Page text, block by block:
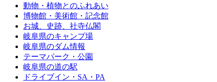
動物・植物とのふれあい
博物館・美術館・記念館
お城、史跡、社寺仏閣
岐阜県のキャンプ場
岐阜県のダム情報
テーマパーク・公園
岐阜県の道の駅
ドライブイン・SA・PA